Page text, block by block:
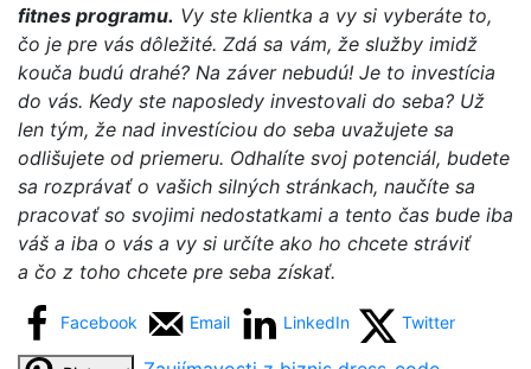
fitnes programu. Vy ste klientka a vy si vyberáte to,
čo je pre vás dôležité. Zdá sa vám, že služby imidž
kouča budú drahé? Na záver nebudú! Je to investícia
do vás. Kedy ste naposledy investovali do seba? Už
len tým, že nad investíciou do seba uvažujete sa
odlišujete od priemeru. Odhalíte svoj potenciál, budete
sa rozprávať o vašich silných stránkach, naučíte sa
pracovať so svojimi nedostatkami a tento čas bude iba
váš a iba o vás a vy si určíte ako ho chcete stráviť
a čo z toho chcete pre seba získať.
Facebook Email LinkedIn Twitter